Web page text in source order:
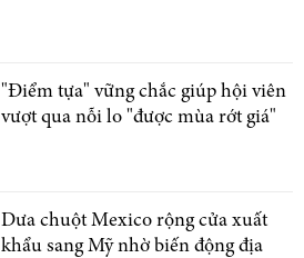
"Điểm tựa" vững chắc giúp hội viên
vượt qua nỗi lo "được mùa rớt giá"
Dưa chuột Mexico rộng cửa xuất
khẩu sang Mỹ nhờ biến động địa